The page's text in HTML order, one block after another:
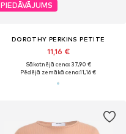
PIEDĀVĀJUMS
DOROTHY PERKINS PETITE
11,16 €
Sākotnējā cena: 37,90 €
Pēdējā zemākā cena:11,16 €